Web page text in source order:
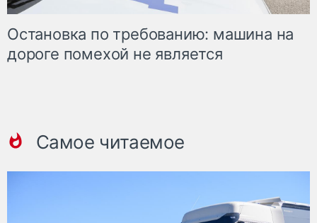
Остановка по требованию: машина на
дороге помехой не является
Самое читаемое